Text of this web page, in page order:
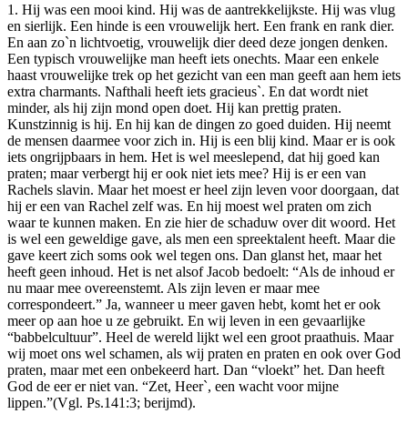
1. Hij was een mooi kind. Hij was de aantrekkelijkste. Hij was vlug
en sierlijk. Een hinde is een vrouwelijk hert. Een frank en rank dier.
En aan zo`n lichtvoetig, vrouwelijk dier deed deze jongen denken.
Een typisch vrouwelijke man heeft iets onechts. Maar een enkele
haast vrouwelijke trek op het gezicht van een man geeft aan hem iets
extra charmants. Nafthali heeft iets gracieus`. En dat wordt niet
minder, als hij zijn mond open doet. Hij kan prettig praten.
Kunstzinnig is hij. En hij kan de dingen zo goed duiden. Hij neemt
de mensen daarmee voor zich in. Hij is een blij kind. Maar er is ook
iets ongrijpbaars in hem. Het is wel meeslepend, dat hij goed kan
praten; maar verbergt hij er ook niet iets mee? Hij is er een van
Rachels slavin. Maar het moest er heel zijn leven voor doorgaan, dat
hij er een van Rachel zelf was. En hij moest wel praten om zich
waar te kunnen maken. En zie hier de schaduw over dit woord. Het
is wel een geweldige gave, als men een spreektalent heeft. Maar die
gave keert zich soms ook wel tegen ons. Dan glanst het, maar het
heeft geen inhoud. Het is net alsof Jacob bedoelt: “Als de inhoud er
nu maar mee overeenstemt. Als zijn leven er maar mee
correspondeert.” Ja, wanneer u meer gaven hebt, komt het er ook
meer op aan hoe u ze gebruikt. En wij leven in een gevaarlijke
“babbelcultuur”. Heel de wereld lijkt wel een groot praathuis. Maar
wij moet ons wel schamen, als wij praten en praten en ook over God
praten, maar met een onbekeerd hart. Dan “vloekt” het. Dan heeft
God de eer er niet van. “Zet, Heer`, een wacht voor mijne
lippen.”(Vgl. Ps.141:3; berijmd).